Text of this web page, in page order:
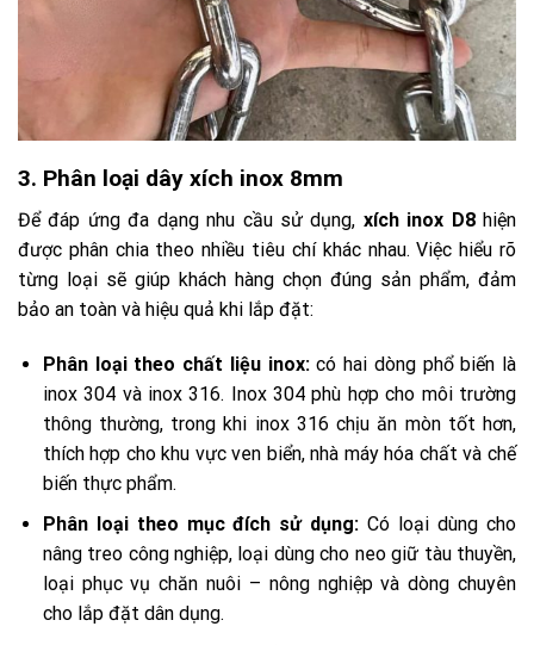
3. Phân loại dây xích inox 8mm
Để đáp ứng đa dạng nhu cầu sử dụng, xích inox D8hiện
được phân chia theo nhiều tiêu chí khác nhau. Việc hiểu rõ
từng loại sẽ giúp khách hàng chọn đúng sản phẩm, đảm
bảo an toàn và hiệu quả khi lắp đặt:
Phân loại theo chất liệu inox:có hai dòng phổ biến là
inox 304 và inox 316. Inox 304 phù hợp cho môi trường
thông thường, trong khi inox 316 chịu ăn mòn tốt hơn,
thích hợp cho khu vực ven biển, nhà máy hóa chất và chế
biến thực phẩm.
Phân loại theo mục đích sử dụng: Có loại dùng cho
nâng treo công nghiệp, loại dùng cho neo giữ tàu thuyền,
loại phục vụ chăn nuôi – nông nghiệp và dòng chuyên
cho lắp đặt dân dụng.